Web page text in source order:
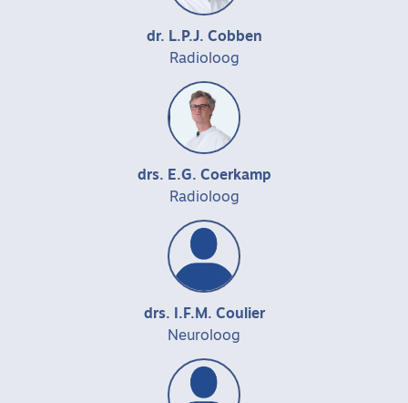
dr. L.P.J. Cobben
Radioloog
drs. E.G. Coerkamp
Radioloog
drs. I.F.M. Coulier
Neuroloog